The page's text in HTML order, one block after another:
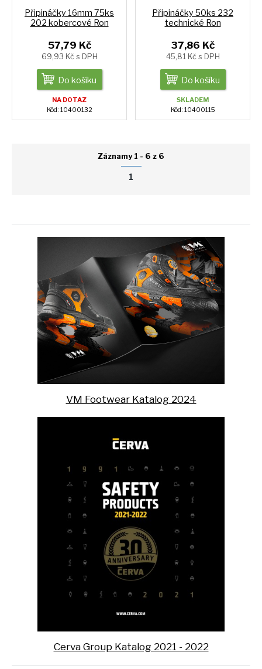
Připináčky 16mm 75ks
202 kobercové Ron
57,79 Kč
69,93 Kč s DPH
Do košíku
NA DOTAZ
Kód: 10400132
Připináčky 50ks 232
technické Ron
37,86 Kč
45,81 Kč s DPH
Do košíku
SKLADEM
Kód: 10400115
Záznamy 1 - 6 z 6
1
VM Footwear Katalog 2024
Cerva Group Katalog 2021 - 2022